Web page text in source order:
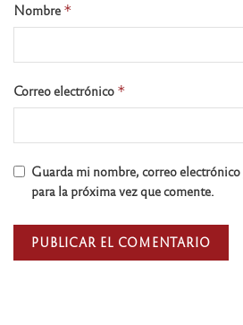
Nombre *
Correo electrónico *
Guarda mi nombre, correo electrónico
para la próxima vez que comente.